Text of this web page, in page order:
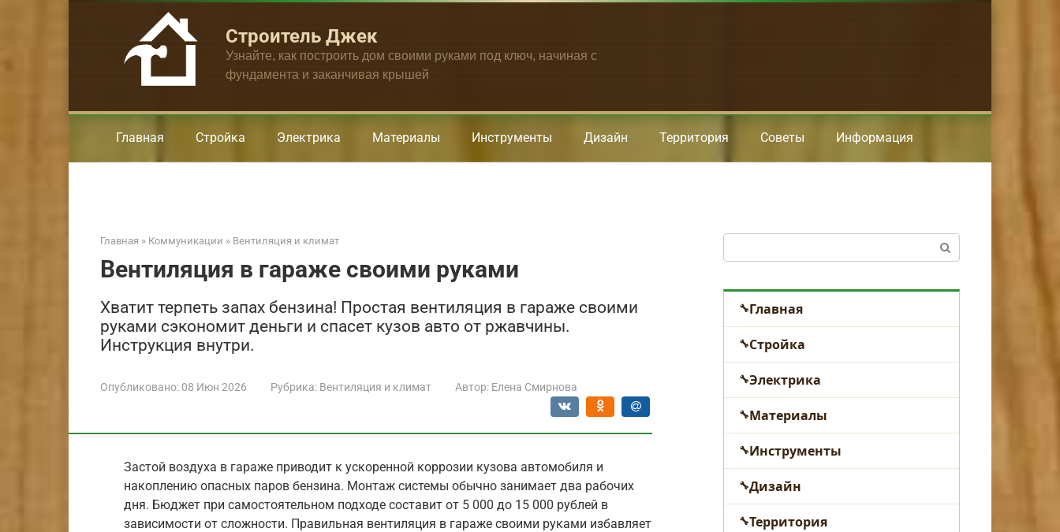
Строитель Джек
Узнайте, как построить дом своими руками под ключ, начиная с
фундамента и заканчивая крышей
Главная Стройка Электрика Материалы Инструменты Дизайн Территория Советы Информация
Главная » Коммуникации » Вентиляция и климат
Вентиляция в гараже своими руками
Хватит терпеть запах бензина! Простая вентиляция в гараже своими
руками сэкономит деньги и спасет кузов авто от ржавчины.
Инструкция внутри.
Опубликовано: 08 Июн 2026 Рубрика: Вентиляция и климат Автор: Елена Смирнова
Застой воздуха в гараже приводит к ускоренной коррозии кузова автомобиля и
накоплению опасных паров бензина. Монтаж системы обычно занимает два рабочих
дня. Бюджет при самостоятельном подходе составит от 5 000 до 15 000 рублей в
зависимости от сложности. Правильная вентиляция в гараже своими руками избавляет
Главная
Стройка
Электрика
Материалы
Инструменты
Дизайн
Территория